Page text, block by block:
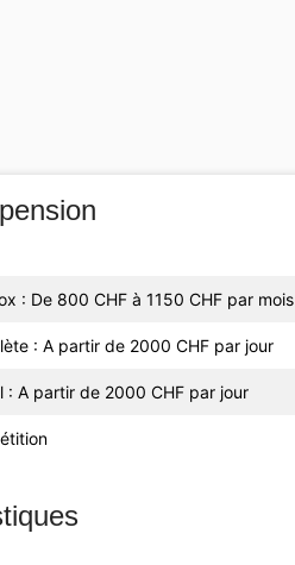
: De 800 CHF à 1150 CHF par mois
: A partir de 2000 CHF par jour
: A partir de 2000 CHF par jour